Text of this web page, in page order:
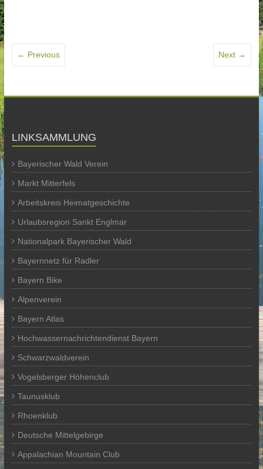
← Previous Next →
LINKSAMMLUNG
Bayerischer Wald Verein
Markt Mitterfels
Arbeitskreis Heimatgeschichte
Urlaubsregion Sankt Englmar
Nationalpark Bayerischer Wald
Bayernnetz für Radler
Bayern Bike
Alpenverein
Bayern Atlas
Hochwassernachrichtendienst Bayern
Schwarzwaldverein
Vogelsberger Höhenclub
Taunusklub
Rhoenklub
Deutsche Mittelgebirge
Appalachian Mountain Club